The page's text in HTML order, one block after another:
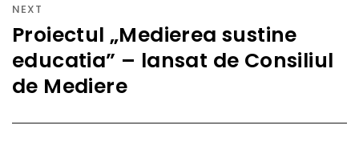
NEXT
Next
post:
Proiectul „Medierea sustine
educatia” – lansat de Consiliul
de Mediere